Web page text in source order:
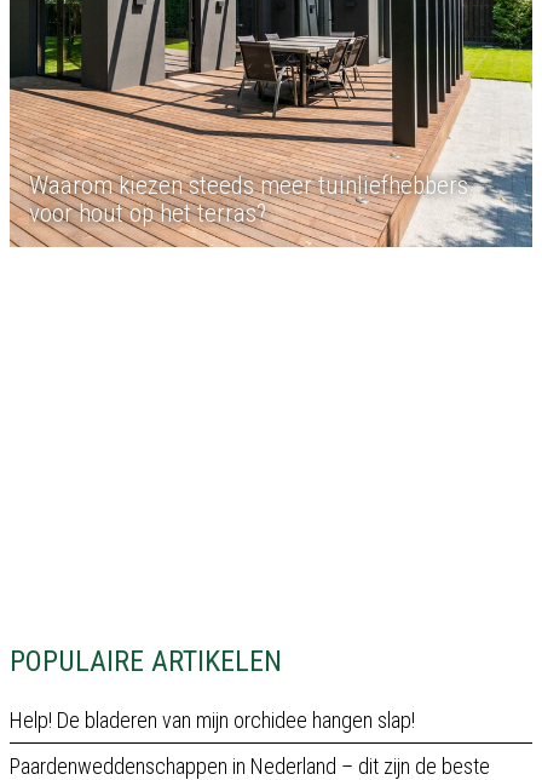
POPULAIRE ARTIKELEN
Help! De bladeren van mijn orchidee hangen slap!
Paardenweddenschappen in Nederland – dit zijn de beste
Waarom kiezen steeds meer tuinliefhebbers
voor hout op het terras?